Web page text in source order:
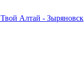
Твой Алтай - Зыряновск